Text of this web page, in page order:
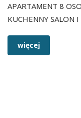
APARTAMENT 8
KUCHENNY SALON
więcej